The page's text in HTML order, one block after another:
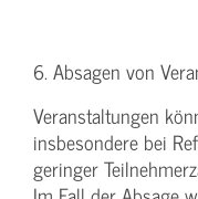
6. Absagen von
Veranstaltungen
insbesondere bei
geringer